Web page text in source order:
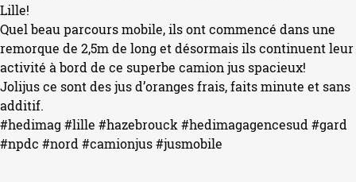
Lille!
Quel beau parcours mobile, ils ont commencé dans une
remorque de 2,5m de long et désormais ils continuent leur
activité à bord de ce superbe camion jus spacieux!
Jolijus ce sont des jus d’oranges frais, faits minute et sans
additif.
#hedimag #lille #hazebrouck #hedimagagencesud #gard
#npdc #nord #camionjus#jusmobile